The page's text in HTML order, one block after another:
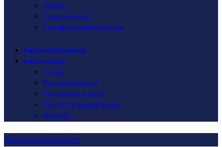
Hélium
Cukrová vata
Prenájom príslušenstva
Personalizované
Informácie
O nás
Pre spoločnosti
Pre mestá a obce
Pre OC a detské kútiky
Kontakt
FacebookInstagram